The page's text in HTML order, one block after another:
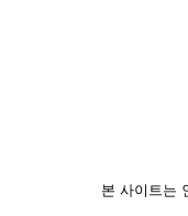
본 사이트는